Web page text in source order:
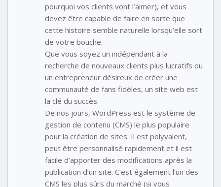
pourquoi vos clients vont l’aimer), et vous
devez être capable de faire en sorte que
cette histoire semble naturelle lorsqu’elle sort
de votre bouche.
Que vous soyez un indépendant à la
recherche de nouveaux clients plus lucratifs ou
un entrepreneur désireux de créer une
communauté de fans fidèles, un site web est
la clé du succès.
De nos jours, WordPress est le système de
gestion de contenu (CMS) le plus populaire
pour la création de sites. Il est polyvalent,
peut être personnalisé rapidement et il est
facile d’apporter des modifications après la
publication d’un site. C’est également l’un des
CMS les plus sûrs du marché (si vous